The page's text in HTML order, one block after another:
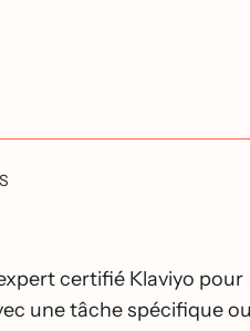
certifié Klaviyo pour
une tâche spécifique ou